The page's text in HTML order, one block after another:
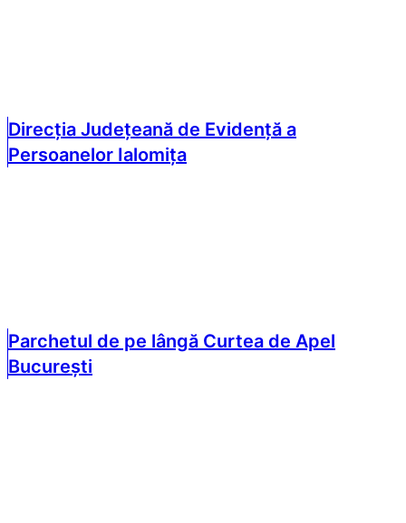
Direcția Județeană de Evidență a
Persoanelor Ialomița
Parchetul de pe lângă Curtea de Apel
București